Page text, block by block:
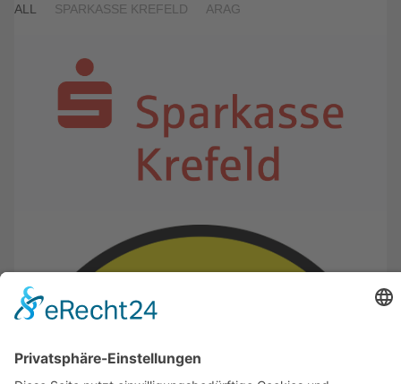
ALL SPARKASSE KREFELD ARAG